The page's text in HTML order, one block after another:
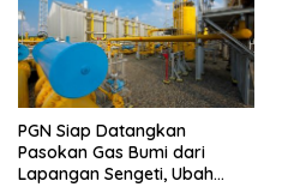
PGN Siap Datangkan
Pasokan Gas Bumi dari
Lapangan Sengeti, Ubah